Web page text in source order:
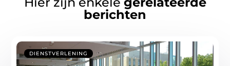
berichten
DIENSTVERLENING